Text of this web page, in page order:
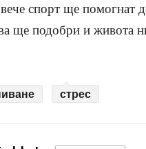
спорт ще помогнат
ще подобри и живота
стрес